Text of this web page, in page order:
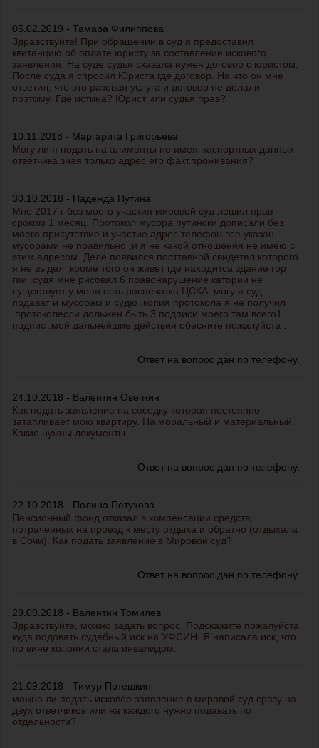
05.02.2019 - Тамара Филиппова
Здравствуйте! При обращении в суд я предоставил
квитанцию об оплате юристу за составление искового
заявления. На суде судья сказала нужен договор с юристом.
После суда я спросил Юриста где договор. На что он мне
ответил, что это разовая услуга и договор не делали
поэтому. Где истина? Юрист или судья прав?
10.11.2018 - Маргарита Григорьева
Могу ли я подать на алименты не имея паспортных данных
ответчика.зная только адрес его факт.проживания?
30.10.2018 - Надежда Путина
Мне 2017 г без моего участия мировой суд лешил прав
сроком 1 месяц. Протокол мусора путински дописали без
моего присутствие и участие адрес телефон все указан
мусорами не правильно ,и я не какой отношения не имею с
этим адресом .Деле появился посттавной свидетел которого
я не выдел ,кроме того он живет где находитса здание гор
гаи .судя мне рисовал 6 правонарушение катории не
существует у меня есть распечатка ЦСКА .могу я суд
подават и мусорам и судю .копия протокола я не получил
.протоколесли дольжен быть 3 подписи моего там всего1
подпис .мой дальнейшие действия обесните пожалуйста .
Ответ на вопрос дан по телефону.
24.10.2018 - Валентин Овечкин
Как подать заявление на соседку которая постоянно
затапливает мою квартиру. На моральный и материальный.
Какие нужны документы
Ответ на вопрос дан по телефону.
22.10.2018 - Полина Петухова
Пенсионный фонд отказал в компенсации средств,
потраченных на проезд к месту отдыха и обратно (отдыхала
в Сочи). Как подать заявление в Мировой суд?
Ответ на вопрос дан по телефону.
29.09.2018 - Валентин Томилев
Здравствуйте, можно задать вопрос. Подскажите пожалуйста
куда подовать судебный иск на УФСИН. Я написала иск, что
по вине колонии стала инвалидом.
21.09.2018 - Тимур Потешкин
можно ли подать исковое заявление в мировой суд сразу на
двух ответчиков или на каждого нужно подавать по
отдельности?